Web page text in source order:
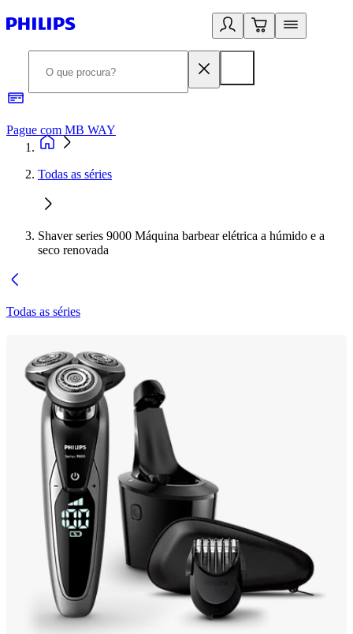
Pague com MB WAY
Todas as séries
Shaver series 9000 Máquina barbear elétrica a húmido e a
seco renovada
Todas as séries